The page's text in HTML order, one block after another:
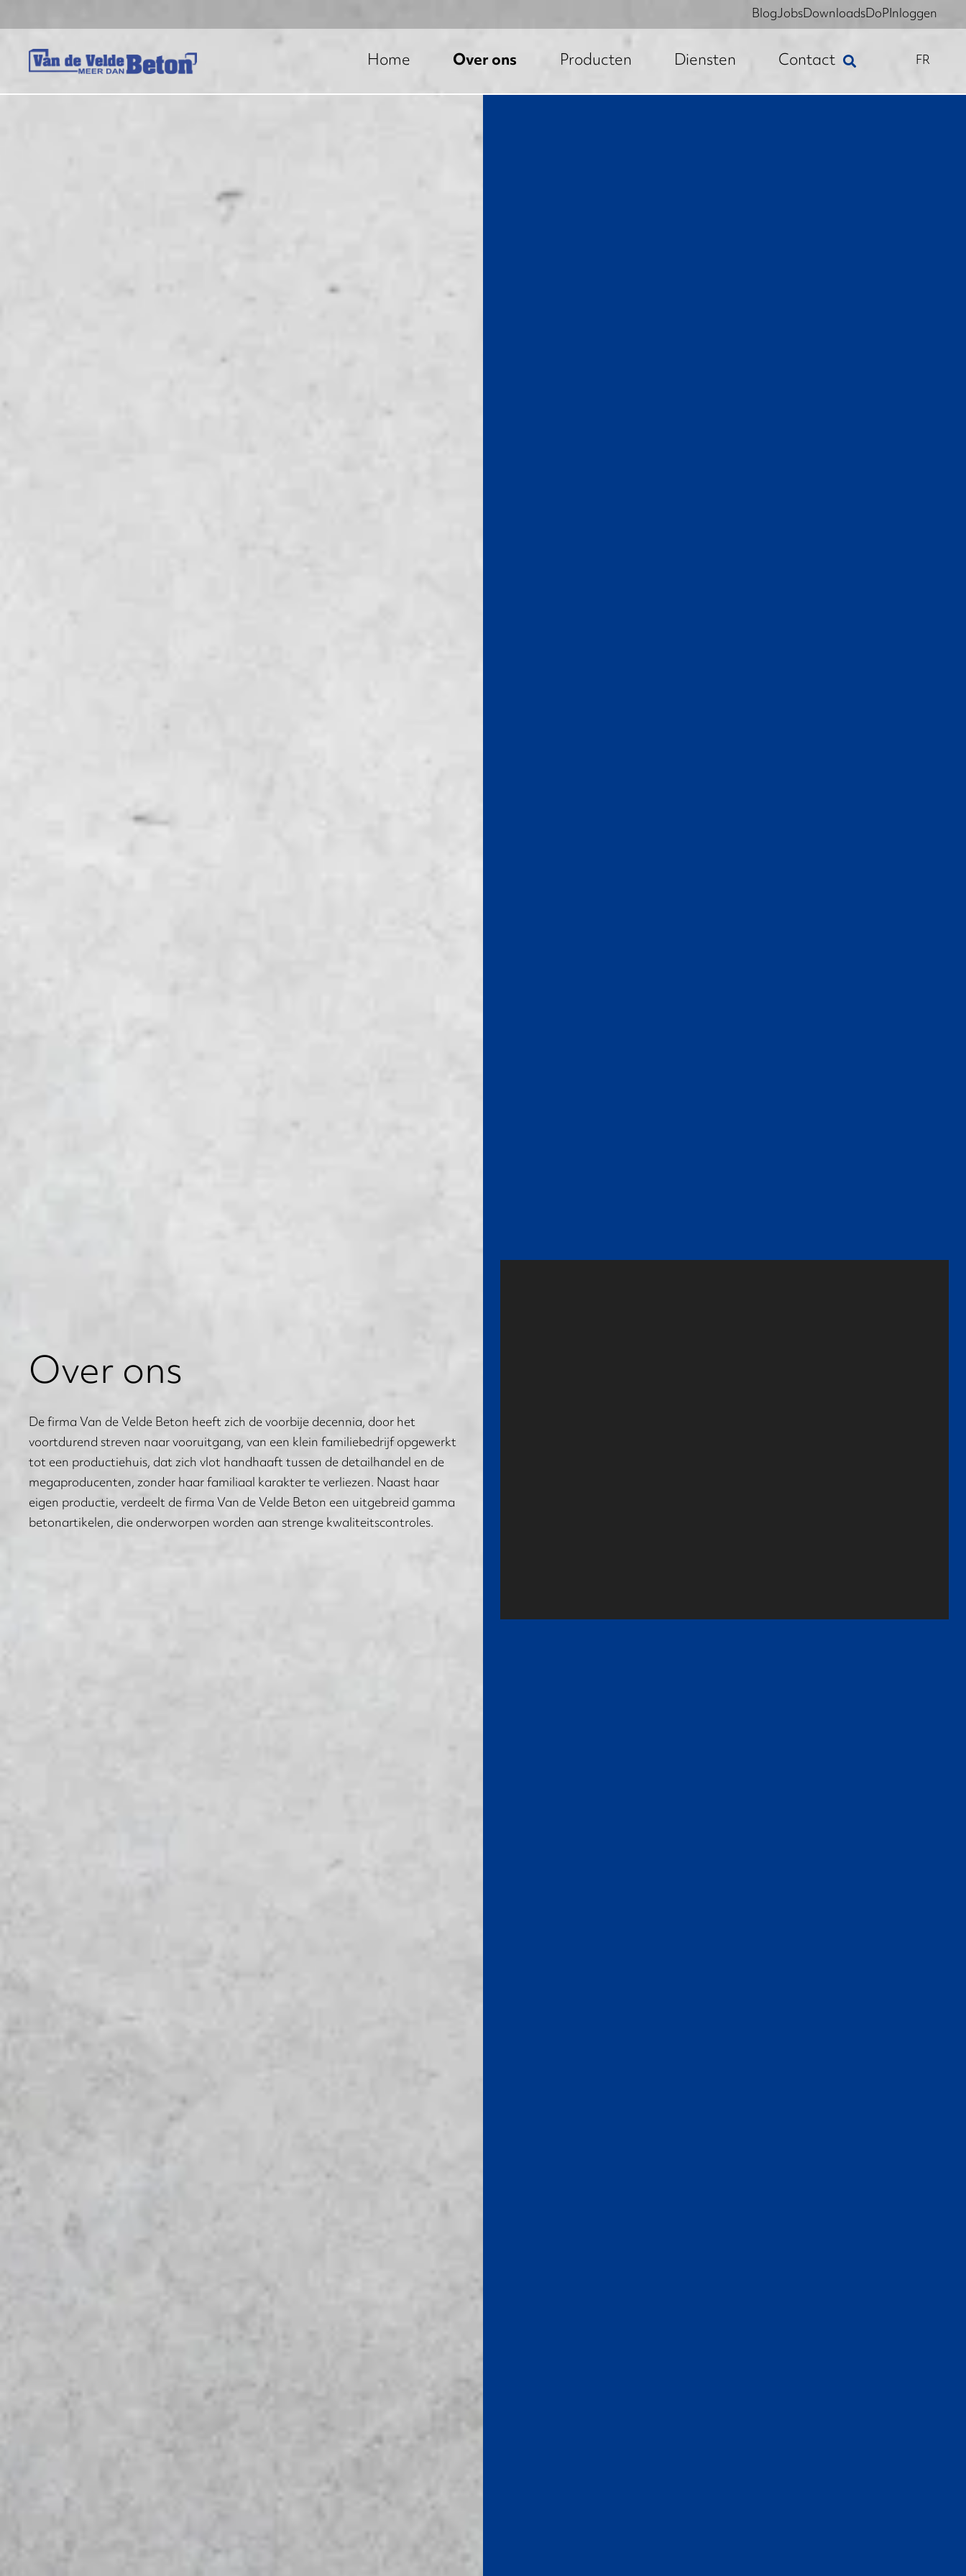
BlogJobsDownloadsDoPInloggen
Home Over ons Producten Diensten Contact FR
Over ons
De firma Van de Velde Beton heeft zich de voorbije decennia, door het
voortdurend streven naar vooruitgang, van een klein familiebedrijf opgewerkt
tot een productiehuis, dat zich vlot handhaaft tussen de detailhandel en de
megaproducenten, zonder haar familiaal karakter te verliezen. Naast haar
eigen productie, verdeelt de firma Van de Velde Beton een uitgebreid gamma
betonartikelen, die onderworpen worden aan strenge kwaliteitscontroles.